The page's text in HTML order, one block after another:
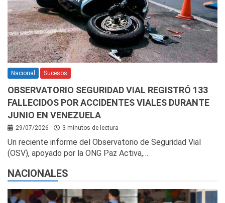
Nacional Sucesos
OBSERVATORIO SEGURIDAD VIAL REGISTRÓ 133
FALLECIDOS POR ACCIDENTES VIALES DURANTE
JUNIO EN VENEZUELA
29/07/2026 3 minutos de lectura
Un reciente informe del Observatorio de Seguridad Vial
(OSV), apoyado por la ONG Paz Activa,…
NACIONALES